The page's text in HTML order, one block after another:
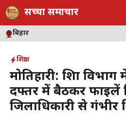
Skip
to
content
सच्चा समाचार
बिहार
शिक्षा
मोतिहारी: शिक्षा
दफ्तर में बैठकर फाइलें
जिलाधिकारी से गंभीर